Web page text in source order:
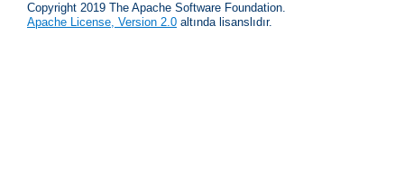
Copyright 2019 The Apache Software Foundation.
Apache License, Version 2.0 altında lisanslıdır.